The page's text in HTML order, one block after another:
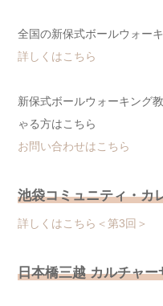
全国の新保式ボールウォー
詳しくはこちら
新保式ボールウォーキング
ゃる方はこちら
お問い合わせはこちら
池袋コミュニティ・カ
詳しくはこちら＜第3回＞
日本橋三越 カルチャ